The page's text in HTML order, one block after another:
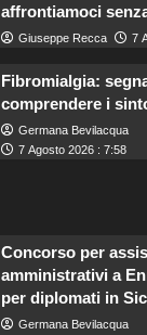
affrontiamoci
Giuseppe Recca 7
Fibromialgia:
comprendere i
Germana Bevilacqua
7 Agosto 2026 : 7:58
Concorso per
amministrativi a
per diplomati in
Germana Bevilacqua